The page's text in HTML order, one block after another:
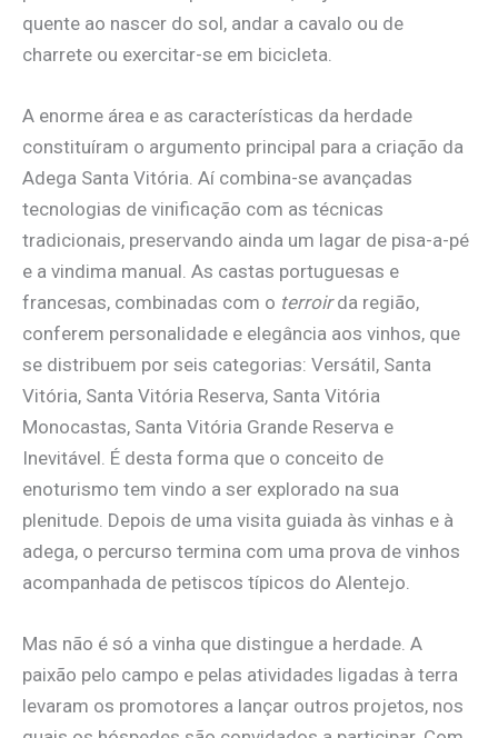
quente ao nascer do sol, andar a cavalo ou de
charrete ou exercitar-se em bicicleta.
A enorme área e as características da herdade
constituíram o argumento principal para a criação da
Adega Santa Vitória. Aí combina-se avançadas
tecnologias de vinificação com as técnicas
tradicionais, preservando ainda um lagar de pisa-a-pé
e a vindima manual. As castas portuguesas e
francesas, combinadas com o terroirda região,
conferem personalidade e elegância aos vinhos, que
se distribuem por seis categorias: Versátil, Santa
Vitória, Santa Vitória Reserva, Santa Vitória
Monocastas, Santa Vitória Grande Reserva e
Inevitável. É desta forma que o conceito de
enoturismo tem vindo a ser explorado na sua
plenitude. Depois de uma visita guiada às vinhas e à
adega, o percurso termina com uma prova de vinhos
acompanhada de petiscos típicos do Alentejo.
Mas não é só a vinha que distingue a herdade. A
paixão pelo campo e pelas atividades ligadas à terra
levaram os promotores a lançar outros projetos, nos